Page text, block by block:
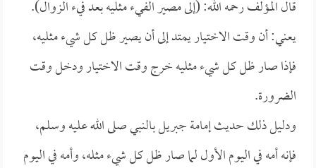
قال المؤلف رحمه الله: (إلى مصير الفيء مثليه بعد فيء الزوال).
يعني: أن وقت الاختيار يمتد إلى أن يصير ظل كل شيء مثليه،
فإذا صار ظل كل شيء مثليه خرج وقت الاختيار ودخل وقت
الضرورة.
ودليل ذلك حديث إمامة جبريل بالنبي صلى الله عليه وسلم،
فإنه أمه في اليوم الأول لما صار ظل كل شيء مثله، وأمه في اليوم